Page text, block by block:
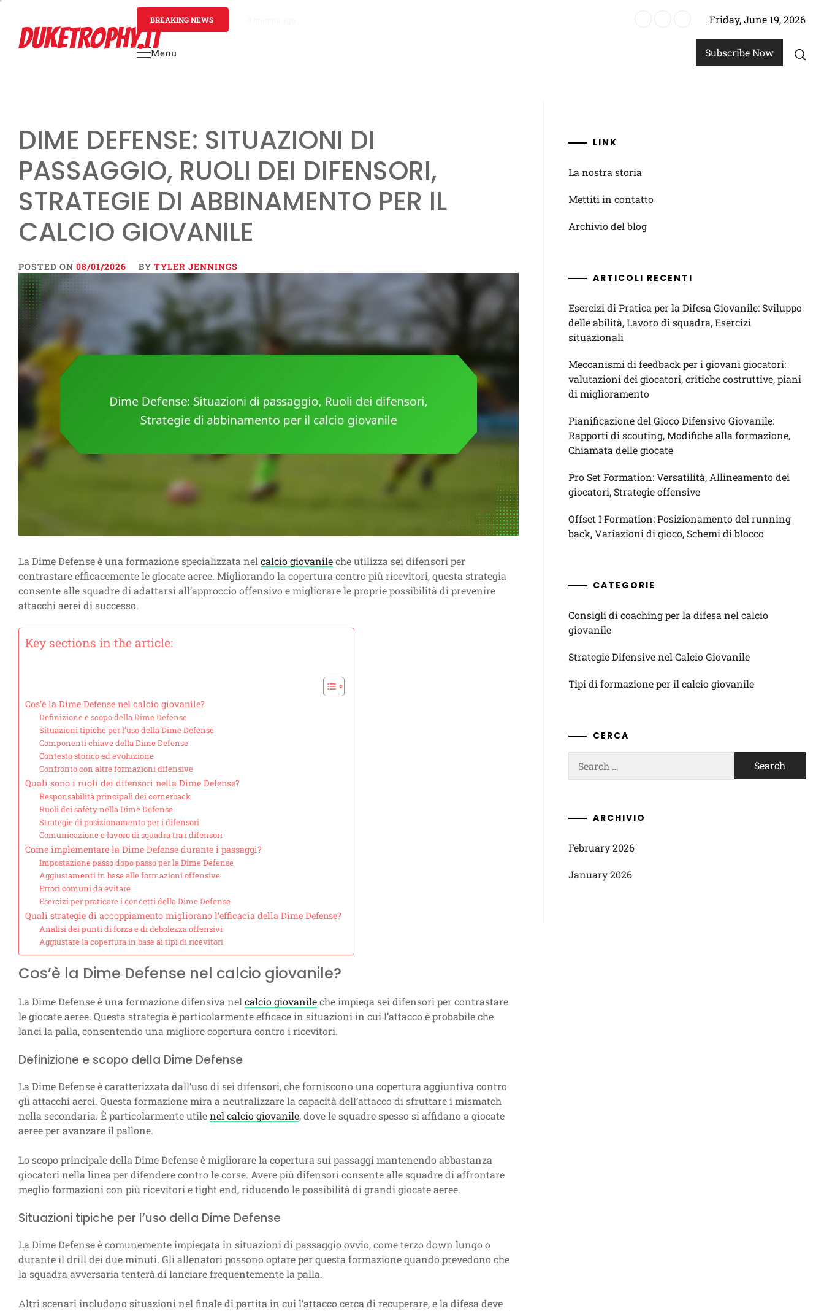
contentDUKETROPHY.IT
BREAKING NEWS Meccanismi di feedback per i giovani giocatori: valutazioni dei giocatori, critiche costruttive, piani di miglioramento
Friday, June 19, 2026
Primary
Menu Subscribe Now
DIME DEFENSE: SITUAZIONI DI
PASSAGGIO, RUOLI DEI DIFENSORI,
STRATEGIE DI ABBINAMENTO PER IL
CALCIO GIOVANILE
POSTED ON 08/01/2026 BY TYLER JENNINGS
La Dime Defense è una formazione specializzata nelcalcio giovanileche utilizza sei difensori per
contrastare efficacemente le giocate aeree. Migliorando la copertura contro più ricevitori, questa strategia
consente alle squadre di adattarsi all’approccio offensivo e migliorare le proprie possibilità di prevenire
attacchi aerei di successo.
Key sections in the article:
Cos’è la Dime Defense nel calcio giovanile?
Definizione e scopo della Dime Defense
Situazioni tipiche per l’uso della Dime Defense
Componenti chiave della Dime Defense
Contesto storico ed evoluzione
Confronto con altre formazioni difensive
Quali sono i ruoli dei difensori nella Dime Defense?
Responsabilità principali dei cornerback
Ruoli dei safety nella Dime Defense
Strategie di posizionamento per i difensori
Comunicazione e lavoro di squadra tra i difensori
Come implementare la Dime Defense durante i passaggi?
Impostazione passo dopo passo per la Dime Defense
Aggiustamenti in base alle formazioni offensive
Errori comuni da evitare
Esercizi per praticare i concetti della Dime Defense
Quali strategie di accoppiamento migliorano l’efficacia della Dime Defense?
Analisi dei punti di forza e di debolezza offensivi
Aggiustare la copertura in base ai tipi di ricevitori
Cos’è la Dime Defense nel calcio giovanile?
La Dime Defense è una formazione difensiva nelcalcio giovanileche impiega sei difensori per contrastare
le giocate aeree. Questa strategia è particolarmente efficace in situazioni in cui l’attacco è probabile che
lanci la palla, consentendo una migliore copertura contro i ricevitori.
Definizione e scopo della Dime Defense
La Dime Defense è caratterizzata dall’uso di sei difensori, che forniscono una copertura aggiuntiva contro
gli attacchi aerei. Questa formazione mira a neutralizzare la capacità dell’attacco di sfruttare i mismatch
nella secondaria. È particolarmente utilenel calcio giovanile, dove le squadre spesso si affidano a giocate
aeree per avanzare il pallone.
Lo scopo principale della Dime Defense è migliorare la copertura sui passaggi mantenendo abbastanza
giocatori nella linea per difendere contro le corse. Avere più difensori consente alle squadre di affrontare
meglio formazioni con più ricevitori e tight end, riducendo le possibilità di grandi giocate aeree.
Situazioni tipiche per l’uso della Dime Defense
La Dime Defense è comunemente impiegata in situazioni di passaggio ovvio, come terzo down lungo o
durante il drill dei due minuti. Gli allenatori possono optare per questa formazione quando prevedono che
la squadra avversaria tenterà di lanciare frequentemente la palla.
Altri scenari includono situazioni nel finale di partita in cui l’attacco cerca di recuperare, e la difesa deve
LINK
La nostra storia
Mettiti in contatto
Archivio del blog
ARTICOLI RECENTI
Esercizi di Pratica per la Difesa Giovanile: Sviluppo
delle abilità, Lavoro di squadra, Esercizi
situazionali
Meccanismi di feedback per i giovani giocatori:
valutazioni dei giocatori, critiche costruttive, piani
di miglioramento
Pianificazione del Gioco Difensivo Giovanile:
Rapporti di scouting, Modifiche alla formazione,
Chiamata delle giocate
Pro Set Formation: Versatilità, Allineamento dei
giocatori, Strategie offensive
Offset I Formation: Posizionamento del running
back, Variazioni di gioco, Schemi di blocco
CATEGORIE
Consigli di coaching per la difesa nel calcio
giovanile
Strategie Difensive nel Calcio Giovanile
Tipi di formazione per il calcio giovanile
CERCA
for:
ARCHIVIO
February 2026
January 2026